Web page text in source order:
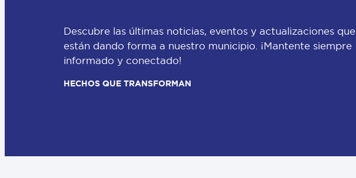
Descubre las últimas noticias, eventos y actualizaciones que
están dando forma a nuestro municipio. ¡Mantente siempre
informado y conectado!
HECHOS QUE TRANSFORMAN